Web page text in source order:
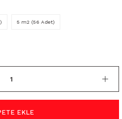
5 m2 (56 Adet)
EKLE